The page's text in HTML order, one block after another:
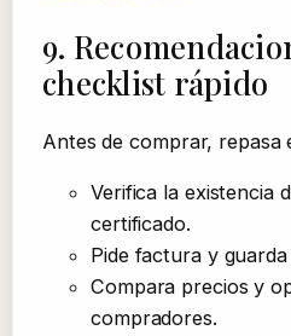
9.
checklist rápido
Antes de comprar, repasa
Verifica la existencia
certificado.
Pide factura y guarda
Compara precios y
compradores.